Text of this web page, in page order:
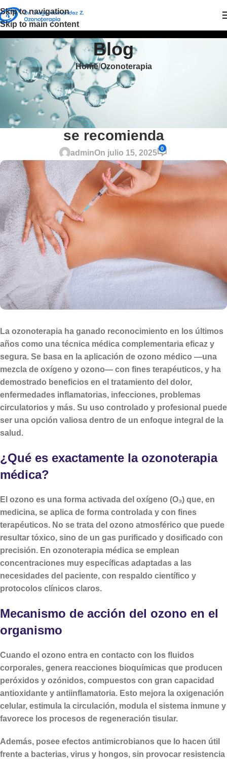
Skip to navigation
Skip to main content
Blog
Home Ozonoterapia
OZONOTERAPIA
Ozonoterapia médica: qué es,
cómo funciona y en qué casos
se recomienda
adminOn julio 15, 2025
0
La ozonoterapia ha ganado reconocimiento en los últimos
años como una técnica médica complementaria eficaz y
segura. Se basa en la aplicación de ozono médico —una
mezcla de oxígeno y ozono— con fines terapéuticos, y ha
demostrado beneficios en el tratamiento del dolor,
enfermedades inflamatorias, infecciones, problemas
circulatorios y más. Su uso controlado y profesional puede
ser una opción valiosa dentro de un enfoque integral de la
salud.
¿Qué es exactamente la ozonoterapia
médica?
El ozono es una forma activada del oxígeno (O₃) que, en
medicina, se aplica de forma controlada y con fines
terapéuticos. No se trata del ozono atmosférico que puede
resultar tóxico, sino de un gas purificado y dosificado con
precisión. En ozonoterapia médica se emplean
concentraciones muy específicas adaptadas a las
necesidades del paciente, con respaldo científico y
protocolos clínicos claros.
Mecanismo de acción del ozono en el
organismo
Cuando el ozono entra en contacto con los fluidos
corporales, genera reacciones bioquímicas que producen
peróxidos y ozónidos, compuestos con gran capacidad
antioxidante y antiinflamatoria. Esto mejora la oxigenación
celular, estimula la circulación, modula el sistema inmune y
favorece los procesos de regeneración tisular.
Además, posee efectos antimicrobianos que lo hacen útil
frente a bacterias, virus y hongos, sin provocar resistencia